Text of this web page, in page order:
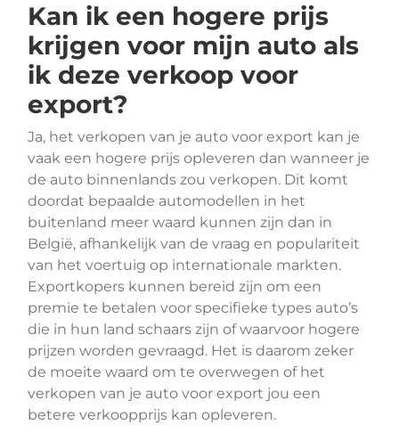
Kan ik een hogere prijs
krijgen voor mijn auto als
ik deze verkoop voor
export?
Ja, het verkopen van je auto voor export kan je
vaak een hogere prijs opleveren dan wanneer je
de auto binnenlands zou verkopen. Dit komt
doordat bepaalde automodellen in het
buitenland meer waard kunnen zijn dan in
België, afhankelijk van de vraag en populariteit
van het voertuig op internationale markten.
Exportkopers kunnen bereid zijn om een
premie te betalen voor specifieke types auto’s
die in hun land schaars zijn of waarvoor hogere
prijzen worden gevraagd. Het is daarom zeker
de moeite waard om te overwegen of het
verkopen van je auto voor export jou een
betere verkoopprijs kan opleveren.